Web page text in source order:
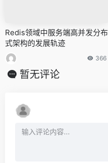
Redis领域中服务端高并发分布
式架构的发展轨迹
366
暂无评论